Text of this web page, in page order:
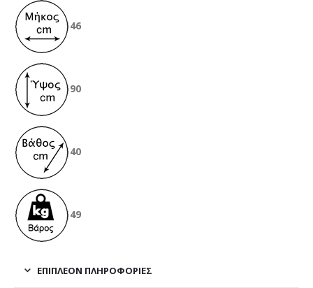
46
90
40
49
ΕΠΙΠΛΈΟΝ ΠΛΗΡΟΦΟΡΊΕΣ